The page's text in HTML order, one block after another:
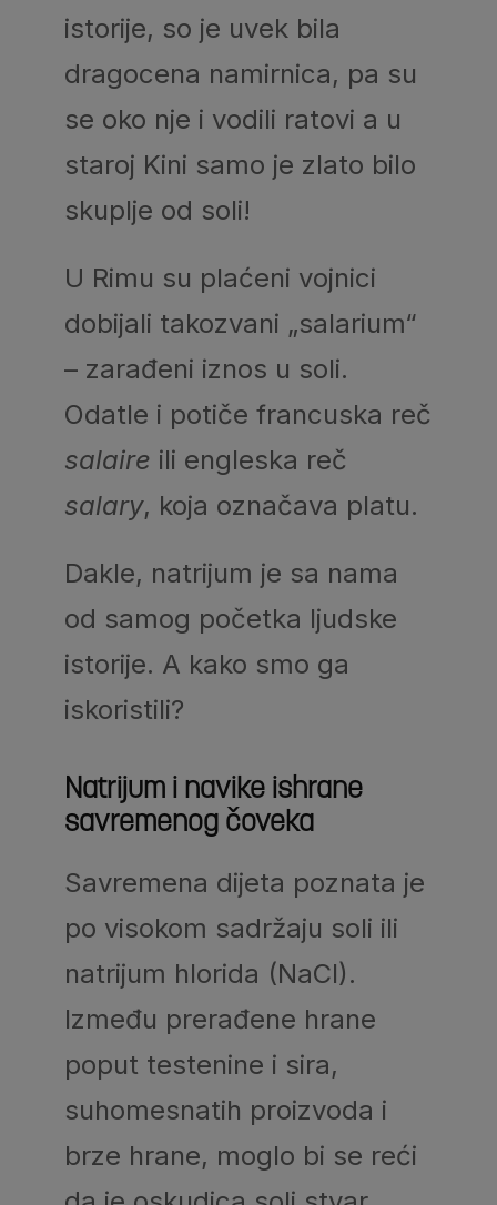
istorije, so je uvek bila
dragocena namirnica, pa su
se oko nje i vodili ratovi a u
staroj Kini samo je zlato bilo
skuplje od soli!
U Rimu su plaćeni vojnici
dobijali takozvani „salarium“
– zarađeni iznos u soli.
Odatle i potiče francuska reč
salaire ili engleska reč
salary, koja označava platu.
Dakle, natrijum je sa nama
od samog početka ljudske
istorije. A kako smo ga
iskoristili?
Natrijum i navike ishrane
savremenog čoveka
Savremena dijeta poznata je
po visokom sadržaju soli ili
natrijum hlorida (NaCl).
Između prerađene hrane
poput testenine i sira,
suhomesnatih proizvoda i
brze hrane, moglo bi se reći